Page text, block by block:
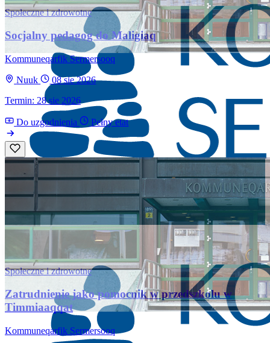
Społeczne i zdrowotne
Socjalny pedagog do Maligiaq
Kommuneqarfik Sermersooq
Nuuk
08 sie 2026
Termin: 28 sie 2026
Do uzgodnienia Pełny etat
Społeczne i zdrowotne
Zatrudnienie jako pomocnik w przedszkolu w
Timmiaaqqat
Kommuneqarfik Sermersooq